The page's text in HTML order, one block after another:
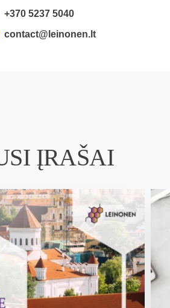
+370 5237 5040
contact@leinonen.lt
ĮRAŠAI